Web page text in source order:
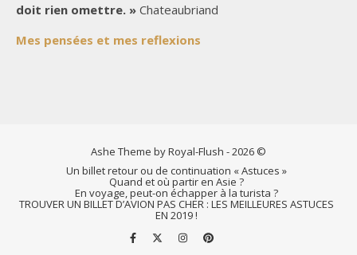
doit rien omettre. » Chateaubriand
Mes pensées et mes reflexions
Ashe Theme by Royal-Flush - 2026 ©
Un billet retour ou de continuation « Astuces »
Quand et où partir en Asie ?
En voyage, peut-on échapper à la turista ?
TROUVER UN BILLET D’AVION PAS CHER : LES MEILLEURES ASTUCES
EN 2019 !